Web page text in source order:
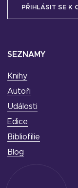
SEZNAMY
Knihy
Autoři
Události
Edice
Bibliofilie
Blog